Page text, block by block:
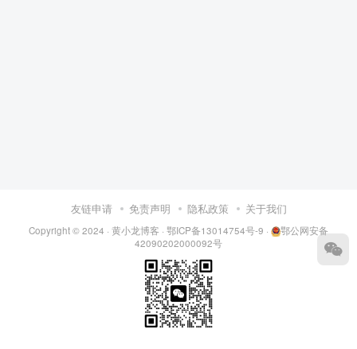
友链申请 免责声明 隐私政策 关于我们
Copyright © 2024 ·黄小龙博客 ·鄂ICP备13014754号-9 ·
鄂公网安备
42090202000092号